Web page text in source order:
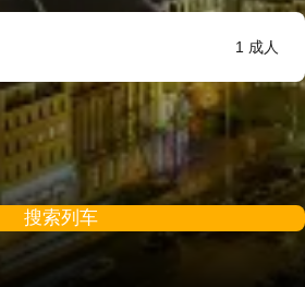
1 成人
搜索列车